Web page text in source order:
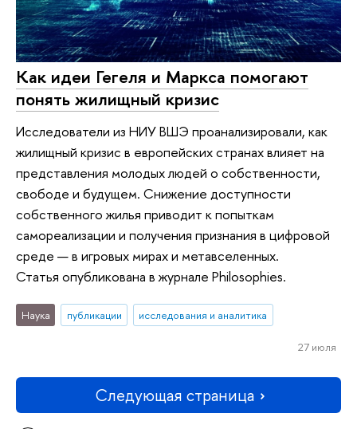
Как идеи Гегеля и Маркса помогают
понять жилищный кризис
Исследователи из НИУ ВШЭ проанализировали, как
жилищный кризис в европейских странах влияет на
представления молодых людей о собственности,
свободе и будущем. Снижение доступности
собственного жилья приводит к попыткам
самореализации и получения признания в цифровой
среде — в игровых мирах и метавселенных.
Статья опубликована в журнале Philosophies.
Наука публикации исследования и аналитика
27 июля
Следующая страница